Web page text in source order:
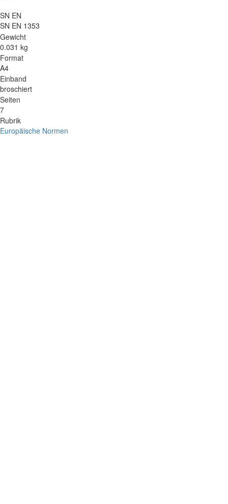
SN EN
SN EN 1353
Gewicht
0.031 kg
Format
A4
Einband
broschiert
Seiten
7
Rubrik
Europäische Normen